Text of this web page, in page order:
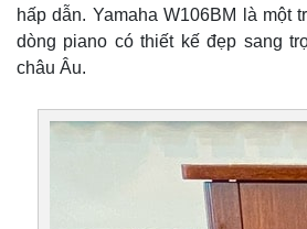
hấp dẫn. Yamaha W106BM là một
dòng piano có thiết kế đẹp sang
châu Âu.